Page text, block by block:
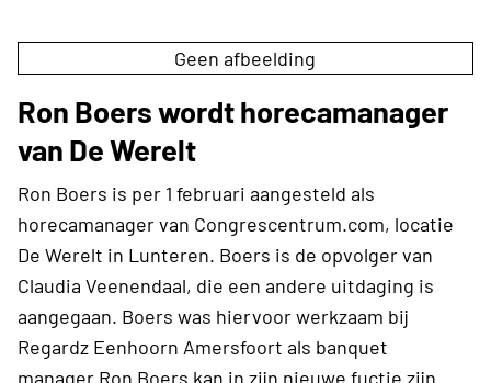
Geen afbeelding
Ron Boers wordt horecamanager
van De Werelt
Ron Boers is per 1 februari aangesteld als
horecamanager van Congrescentrum.com, locatie
De Werelt in Lunteren. Boers is de opvolger van
Claudia Veenendaal, die een andere uitdaging is
aangegaan. Boers was hiervoor werkzaam bij
Regardz Eenhoorn Amersfoort als banquet
manager.Ron Boers kan in zijn nieuwe fuctie zijn